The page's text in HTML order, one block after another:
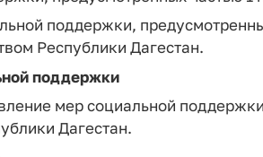
поддержки,
Республики Дагестан.
поддержки
мер социальной
Дагестан.